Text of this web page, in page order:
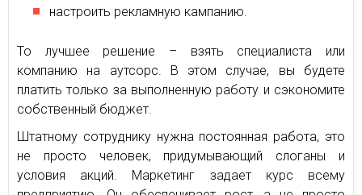
настроить рекламную кампанию.
То лучшее решение – взять специалиста или
компанию на аутсорс. В этом случае, вы будете
платить только за выполненную работу и сэкономите
собственный бюджет.
Штатному сотруднику нужна постоянная работа, это
не просто человек, придумывающий слоганы и
условия акций. Маркетинг задает курс всему